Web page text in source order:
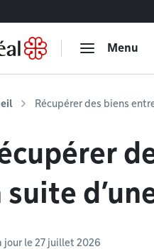
Menu
Récupérer des biens
suite
jour le 27 juillet 2026